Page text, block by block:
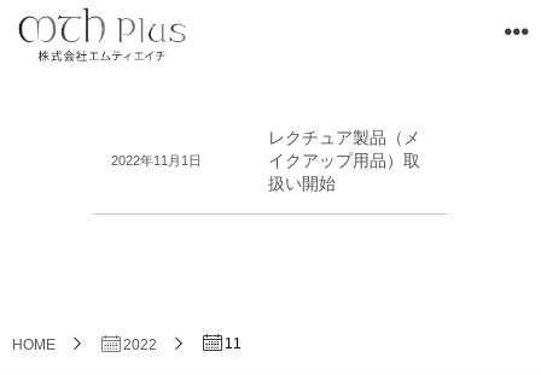
2022年11月1日
レクチュア製品（メ
イクアップ用品）取
扱い開始
HOME 2022 11